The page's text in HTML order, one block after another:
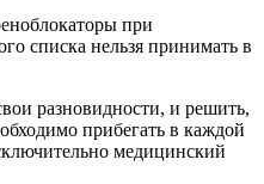
при
списка нельзя принимать в
разновидности, и решить,
прибегать в каждой
медицинский